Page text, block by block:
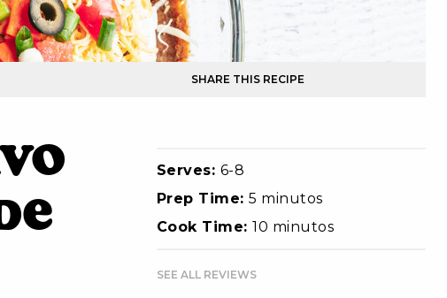
SHARE THIS RECIPE
Serves: 6-8
Prep Time:5 minutos
Cook Time:10 minutos
SEE ALL REVIEWS